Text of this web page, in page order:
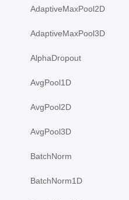
AdaptiveMaxPool2D
AdaptiveMaxPool3D
AlphaDropout
AvgPool1D
AvgPool2D
AvgPool3D
BatchNorm
BatchNorm1D